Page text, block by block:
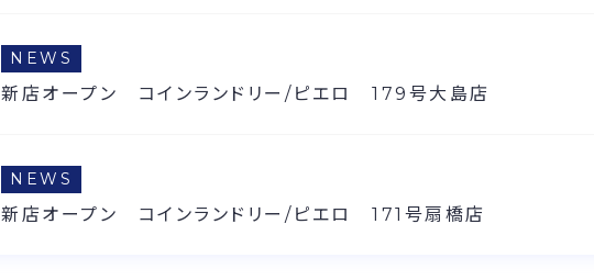
NEWS
新店オープン コインランドリー/ピエロ 179号大島店
NEWS
新店オープン コインランドリー/ピエロ 171号扇橋店